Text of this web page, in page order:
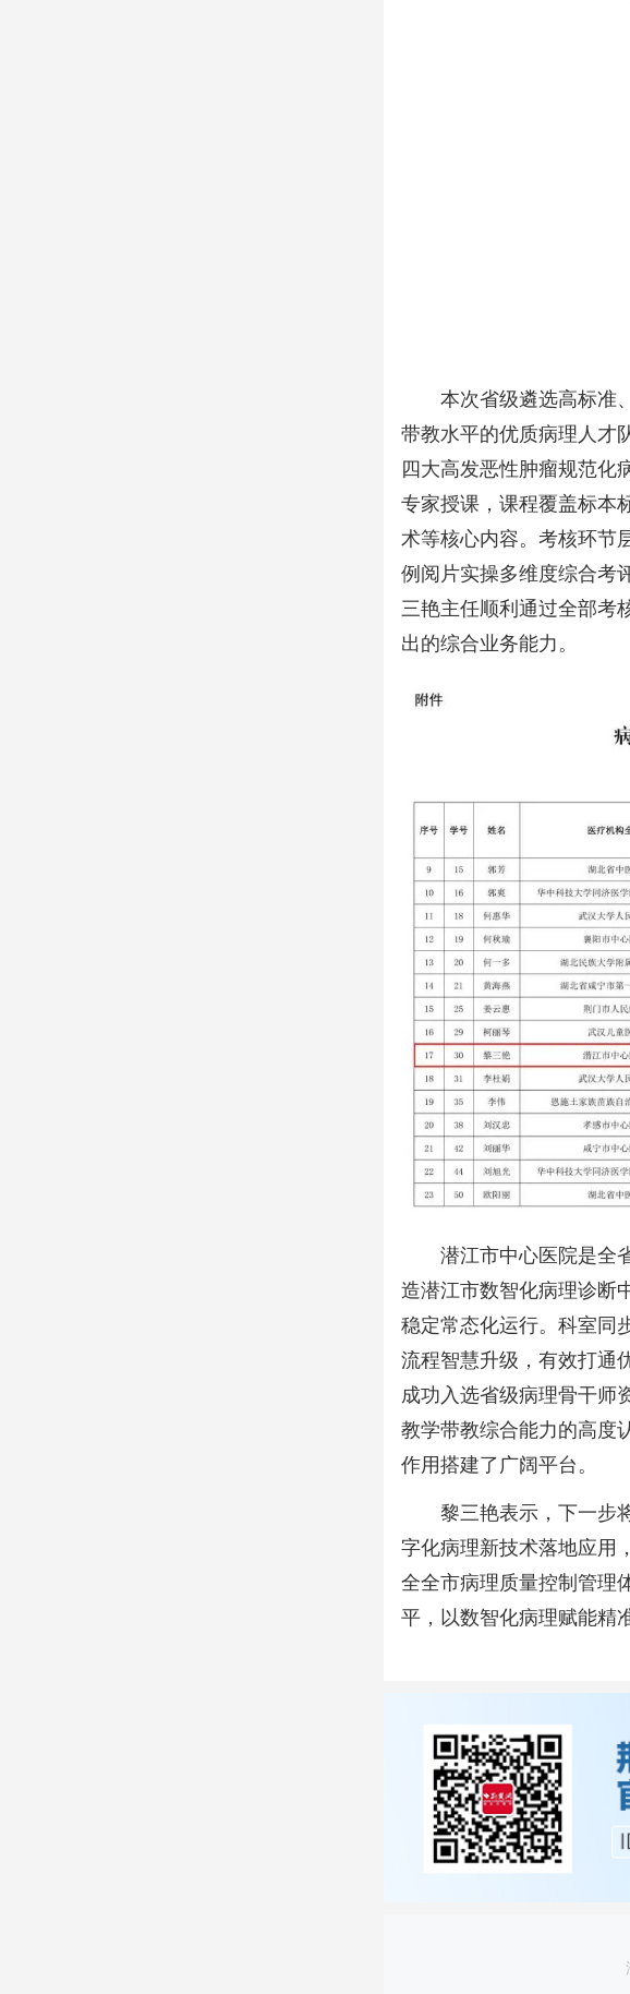
本次省级遴选高标准
带教水平的优质病理人才
四大高发恶性肿瘤规范化
专家授课，课程覆盖标本
术等核心内容。考核环节
例阅片实操多维度综合考
三艳主任顺利通过全部考
出的综合业务能力。
潜江市中心医院是全
造潜江市数智化病理诊断
稳定常态化运行。科室同
流程智慧升级，有效打通
成功入选省级病理骨干师
教学带教综合能力的高度
作用搭建了广阔平台。
黎三艳表示，下一步
字化病理新技术落地应用
全全市病理质量控制管理
平，以数智化病理赋能精